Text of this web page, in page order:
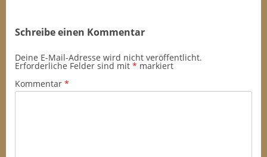
Schreibe einen Kommentar
Deine E-Mail-Adresse wird nicht veröffentlicht.
Erforderliche Felder sind mit * markiert
Kommentar *